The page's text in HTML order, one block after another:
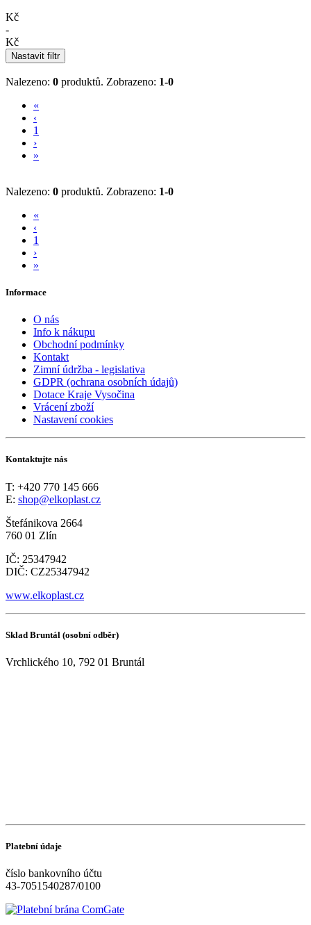
Kč
-
Kč
Nastavit filtr
Nalezeno: 0 produktů. Zobrazeno: 1-0
«
‹
1
›
»
Nalezeno: 0 produktů. Zobrazeno: 1-0
«
‹
1
›
»
Informace
O nás
Info k nákupu
Obchodní podmínky
Kontakt
Zimní údržba - legislativa
GDPR (ochrana osobních údajů)
Dotace Kraje Vysočina
Vrácení zboží
Nastavení cookies
Kontaktujte nás
T: +420 770 145 666
E: shop@elkoplast.cz
Štefánikova 2664
760 01 Zlín
IČ: 25347942
DIČ: CZ25347942
www.elkoplast.cz
Sklad Bruntál (osobní odběr)
Vrchlického 10, 792 01 Bruntál
Platební údaje
číslo bankovního účtu
43-7051540287/0100